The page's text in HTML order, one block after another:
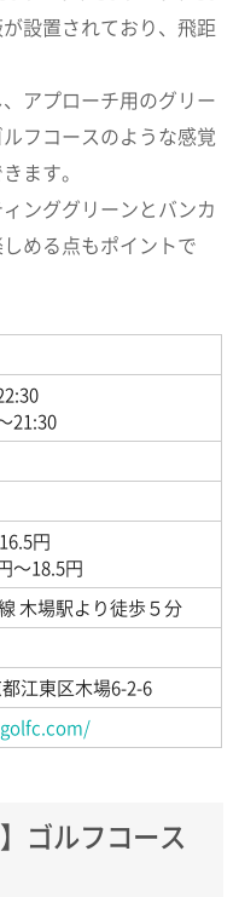
設置されており、飛距
アプローチ用のグリー
フコースのような感覚
ます。
ンググリーンとバンカ
める点もポイントで
21:30
円
～18.5円
木場駅より徒歩５分
江東区木場6-2-6
ゴルフコース